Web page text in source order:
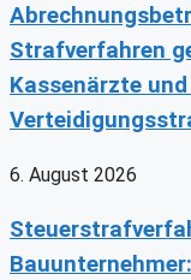
Strafverfahren
Kassenärzte
6. August 2026